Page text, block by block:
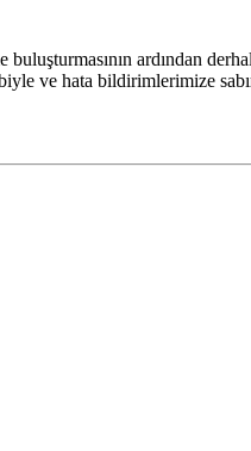
ardından
ve hata bildirimlerimize